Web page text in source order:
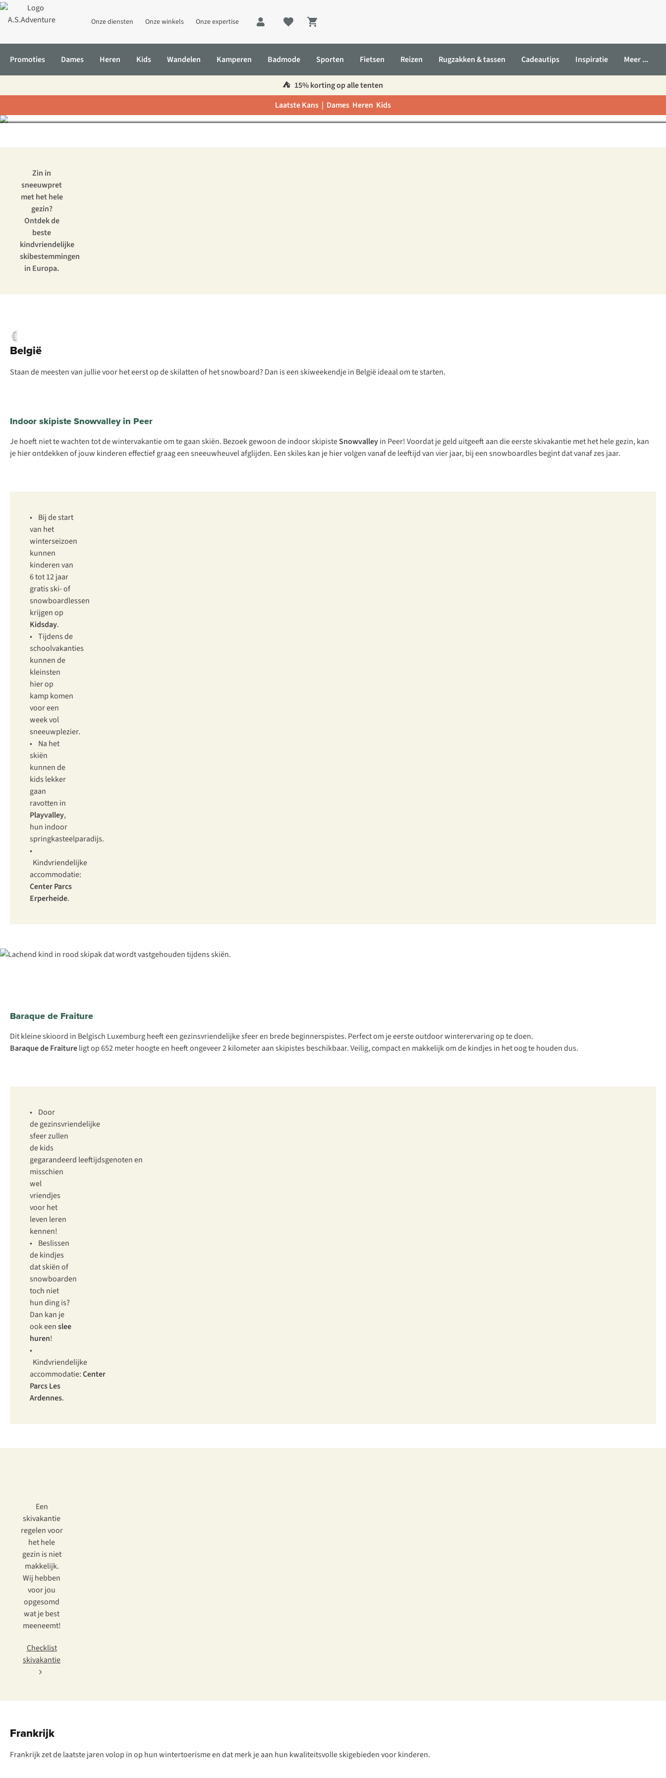
Onze diensten Onze winkels Onze expertise
Shopping cart
Promoties Dames Heren Kids Wandelen Kamperen Badmode Sporten Fietsen Reizen Rugzakken & tassen Cadeautips Inspiratie Meer ...
⛺️ 15% korting op alle tenten
Laatste Kans | Dames Heren Kids
Home
Inspiratie & advies Kindvriendelijke skigebieden in Europa
Kindvriendelijke skigebieden in Europa
Zin in
sneeuwpret
met het hele
gezin?
Ontdek de
beste
kindvriendelijke
skibestemmingen
in Europa.
België
België
Staan de meesten van jullie voor het eerst op de skilatten of het snowboard? Dan is een skiweekendje in België ideaal om te starten.
Indoor skipiste Snowvalley in Peer
Je hoeft niet te wachten tot de wintervakantie om te gaan skiën. Bezoek gewoon de indoor skipisteSnowvalleyin Peer! Voordat je geld uitgeeft aan die eerste skivakantie met het hele gezin, kan
je hier ontdekken of jouw kinderen effectief graag een sneeuwheuvel afglijden. Een skiles kan je hier volgen vanaf de leeftijd van vier jaar, bij een snowboardles begint dat vanaf zes jaar.
• Bij de start
van het
winterseizoen
kunnen
kinderen van
6 tot 12 jaar
gratis ski- of
snowboardlessen
krijgen op
Kidsday.
• Tijdens de
schoolvakanties
kunnen de
kleinsten
hier op
kamp komen
voor een
week vol
sneeuwplezier.
• Na het
skiën
kunnen de
kids lekker
gaan
ravotten in
Playvalley,
hun indoor
springkasteelparadijs.
•
Kindvriendelijke
accommodatie:
Center Parcs
Erperheide.
Baraque de Fraiture
Dit kleine skioord in Belgisch Luxemburg heeft een gezinsvriendelijke sfeer en brede beginnerspistes. Perfect om je eerste outdoor winterervaring op te doen.
Baraque de Fraitureligt op 652 meter hoogte en heeft ongeveer 2 kilometer aan skipistes beschikbaar. Veilig, compact en makkelijk om de kindjes in het oog te houden dus.
• Door
de gezinsvriendelijke
sfeer zullen
de kids
gegarandeerd leeftijdsgenoten en
misschien
wel
vriendjes
voor het
leven leren
kennen!
• Beslissen
de kindjes
dat skiën of
snowboarden
toch niet
hun ding is?
Dan kan je
ook eenslee
huren!
•
Kindvriendelijke
accommodatie:Center
Parcs Les
Ardennes.
Een
skivakantie
regelen voor
het hele
gezin is niet
makkelijk.
Wij hebben
voor jou
opgesomd
wat je best
meeneemt!
Checklist
skivakantie
Frankrijk
Frankrijk zet de laatste jaren volop in op hun wintertoerisme en dat merk je aan hun kwaliteitsvolle skigebieden voor kinderen.